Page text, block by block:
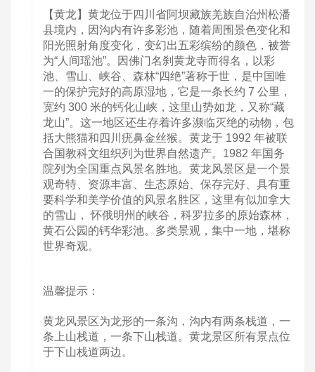
【黄龙】黄龙位于四川省阿坝藏族羌族自治州松潘
县境内，因沟内有许多彩池，随着周围景色变化和
阳光照射角度变化，变幻出五彩缤纷的颜色，被誉
为“人间瑶池”。因佛门名刹黄龙寺而得名，以彩
池、雪山、峡谷、森林“四绝”著称于世，是中国唯
一的保护完好的高原湿地，它是一条长约 7 公里，
宽约 300 米的钙化山峡，这里山势如龙，又称“藏
龙山”。这一地区还生存着许多濒临灭绝的动物，包
括大熊猫和四川疣鼻金丝猴。黄龙于 1992 年被联
合国教科文组织列为世界自然遗产。1982 年国务
院列为全国重点风景名胜地。黄龙风景区是一个景
观奇特、资源丰富、生态原始、保存完好、具有重
要科学和美学价值的风景名胜区，这里有似加拿大
的雪山， 怀俄明州的峡谷，科罗拉多的原始森林，
黄石公园的钙华彩池。多类景观，集中一地，堪称
世界奇观。
温馨提示：
黄龙风景区为龙形的一条沟，沟内有两条栈道，一
条上山栈道，一条下山栈道。黄龙景区所有景点位
于下山栈道两边。